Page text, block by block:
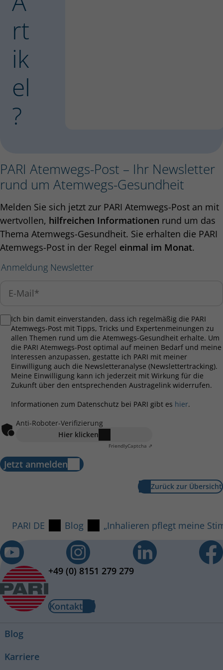
rt
ik
el
?
PARI Atemwegs-Post – Ihr Newsletter
rund um Atemwegs-Gesundheit
Melden Sie sich jetzt zur PARI Atemwegs-Post an mit
wertvollen, hilfreichen Informationen rund um das
Thema Atemwegs-Gesundheit. Sie erhalten die PARI
Atemwegs-Post in der Regel einmal im Monat.
Anmeldung Newsletter
Ich bin damit einverstanden, dass ich regelmäßig die PARI
Atemwegs-Post mit Tipps, Tricks und Expertenmeinungen zu
allen Themen rund um die Atemwegs-Gesundheit erhalte. Um
die PARI Atemwegs-Post optimal auf meinen Bedarf und meine
Interessen anzupassen, gestatte ich PARI mit meiner
Einwilligung auch die Newsletteranalyse (Newslettertracking).
Meine Einwilligung kann ich jederzeit mit Wirkung für die
Zukunft über den entsprechenden Austragelink widerrufen.
Informationen zum Datenschutz bei PARI gibt es hier.
Anti-Roboter-Verifizierung
Hier klicken
FriendlyCaptcha ⇗
Jetzt anmelden
Zurück zur Übersicht
PARI DE Blog „Inhalieren pflegt meine
+49 (0) 8151 279 279
Kontakt
Blog
Karriere